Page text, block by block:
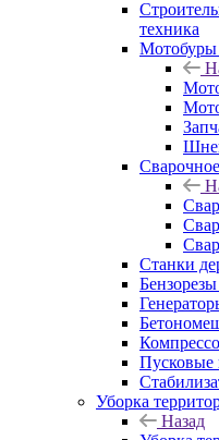
техника
Мотобуры
Станки
Пусковые
Уборка
Назад